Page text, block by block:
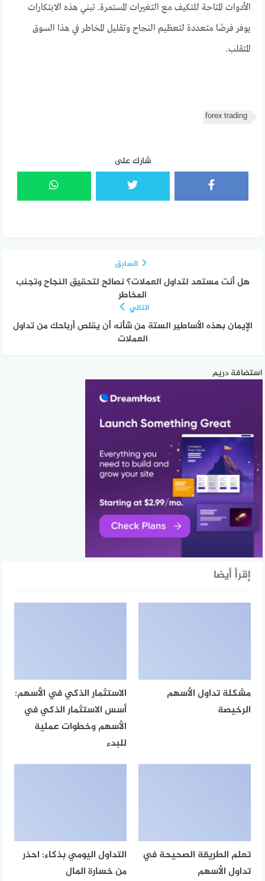
الأدوات المتاحة للتكيف مع التغيرات المستمرة. تبني هذه الابتكارات
يوفر فرصًا متعددة لتعظيم النجاح وتقليل المخاطر في هذا السوق
المتقلب.
forex trading
شارك على
السابق
هل أنت مستعد لتداول العملات؟ نصائح لتحقيق النجاح وتجنب
المخاطر
التالي
الإيمان بهذه الأساطير الستة من شأنه أن يقلص أرباحك من تداول
العملات
استضافة دريم
إقرأ أيضا
مشكلة تداول الأسهم
الرخيصة
الاستثمار الذكي في الأسهم:
أسس الاستثمار الذكي في
الأسهم وخطوات عملية
للبدء
تعلم الطريقة الصحيحة في
تداول الأسهم
التداول اليومي بذكاء: احذر
من خسارة المال